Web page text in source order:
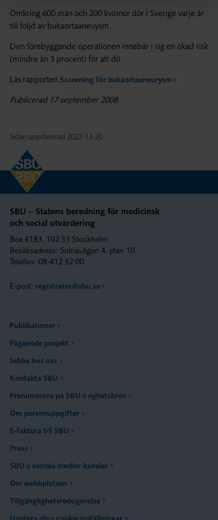
Omkring 600 män och 200 kvinnor dör i Sverige varje år
till följd av bukaortaaneuysm.
Den förebyggande operationen innebär i sig en ökad risk
(mindre än 3 procent) för att dö.
Läs rapporten Screening för bukaortaaneurysm
Publicerad 17 september 2008
Sidan uppdaterad 2022-12-20
SBU – Statens beredning för medicinsk
och social utvärdering
Box 6183, 102 33 Stockholm
Besöksadress: Solnavägen 4, plan 10
Telefon: 08-412 32 00
E-post: registrator@sbu.se
Publikationer
Pågående projekt
Jobba hos oss
Kontakta SBU
Prenumerera på SBU:s nyhetsbrev
Om personuppgifter
E-faktura till SBU
Press
SBU:s sociala medier-kanaler
Om webbplatsen
Tillgänglighetsredogörelse